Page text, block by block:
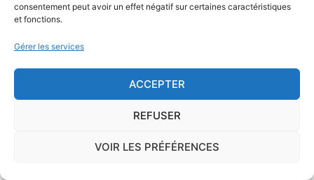
consentement peut avoir un effet négatif sur certaines caractéristiques
et fonctions.
Gérer les services
ACCEPTER
REFUSER
VOIR LES PRÉFÉRENCES
Les différentes zones sismiques sont réparties comme
telle : la zone 1 à sismicité très faible où il n'y a pas de
risque normal". Les zones 2 à 5 ( avec un aléa sisimique
faible, modéré, moyen ou fort) où des règles de
constructions parasismiques de plus en plus strictes